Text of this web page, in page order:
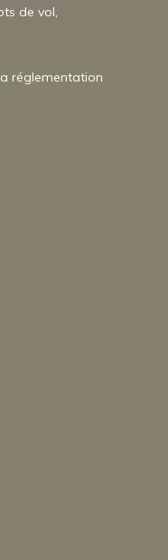
de vol,
réglementation